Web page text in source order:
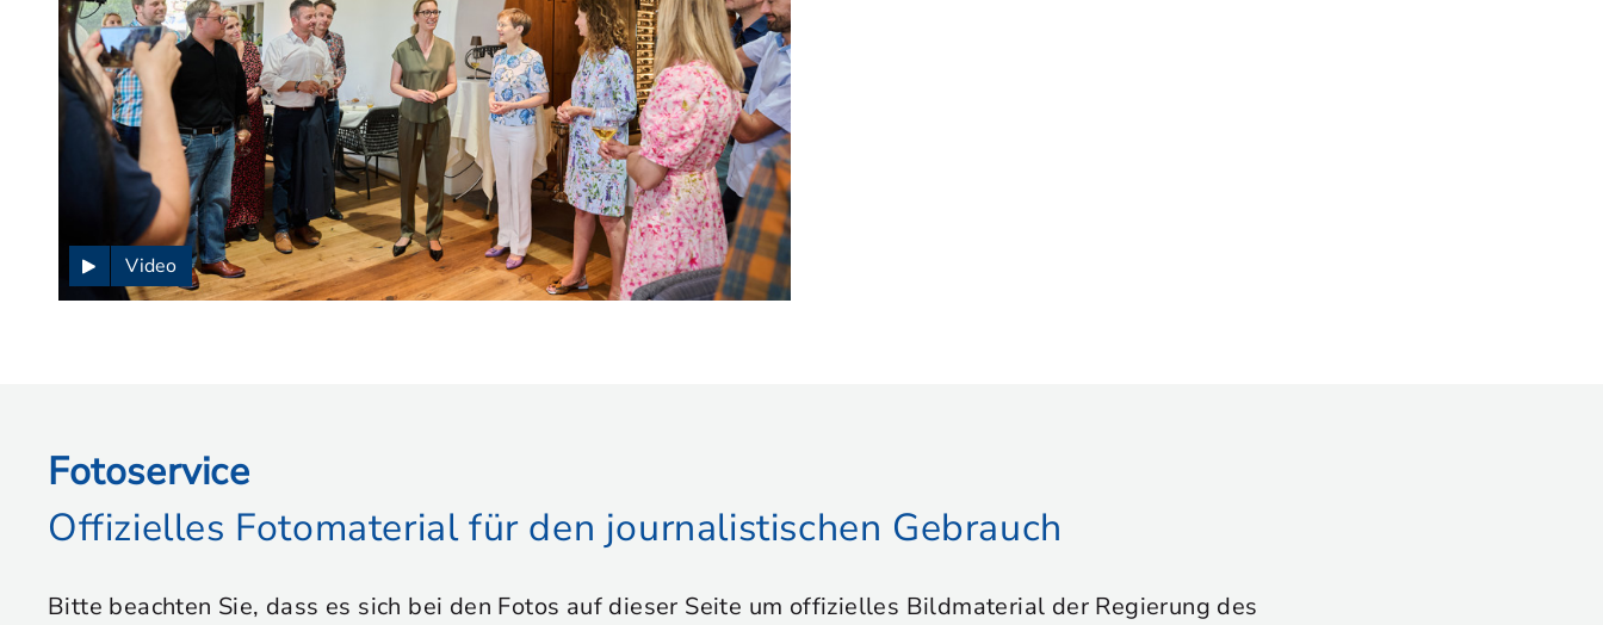
Video
Fotoservice
Offizielles Fotomaterial für den journalistischen Gebrauch
Bitte beachten Sie, dass es sich bei den Fotos auf dieser Seite um offizielles Bildmaterial der Regierung des